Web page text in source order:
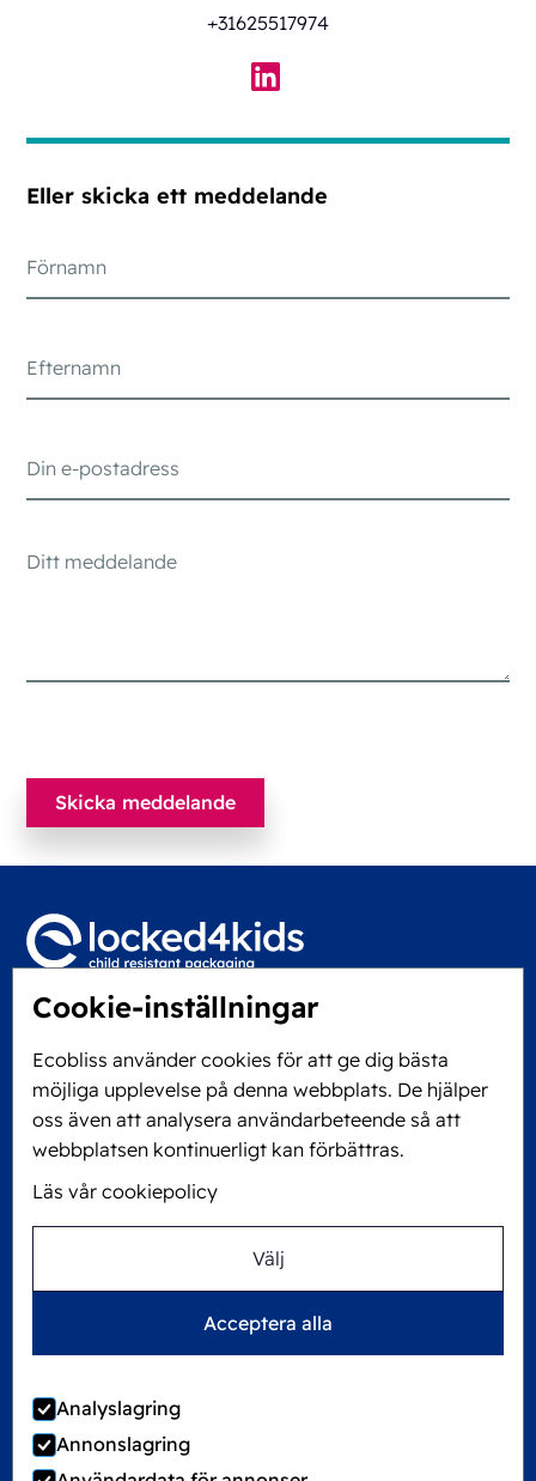
Cookie-inställningar
Ecobliss använder cookies för att ge dig bästa
möjliga upplevelse på denna webbplats. De hjälper
oss även att analysera användarbeteende så att
webbplatsen kontinuerligt kan förbättras.
Läs vår cookiepolicy
Välj
Acceptera alla
Analyslagring
Annonslagring
+31625517974
Eller skicka ett meddelande
Locked4Kids B.V.
6101 XJ Echt, Nederländerna
KVK: 60610182
+31 475 390 550
Ecobliss är FSC®-certifierat med licensnummer
©2026Ecobliss Group